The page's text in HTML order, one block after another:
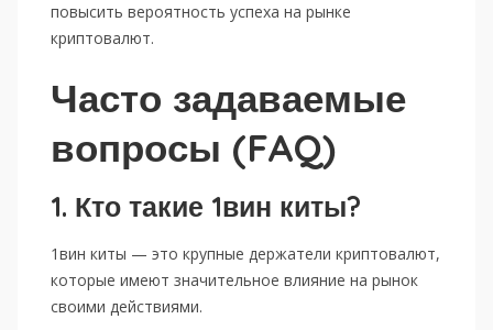
повысить вероятность успеха на рынке
криптовалют.
Часто задаваемые
вопросы (FAQ)
1. Кто такие 1вин киты?
1вин киты — это крупные держатели криптовалют,
которые имеют значительное влияние на рынок
своими действиями.